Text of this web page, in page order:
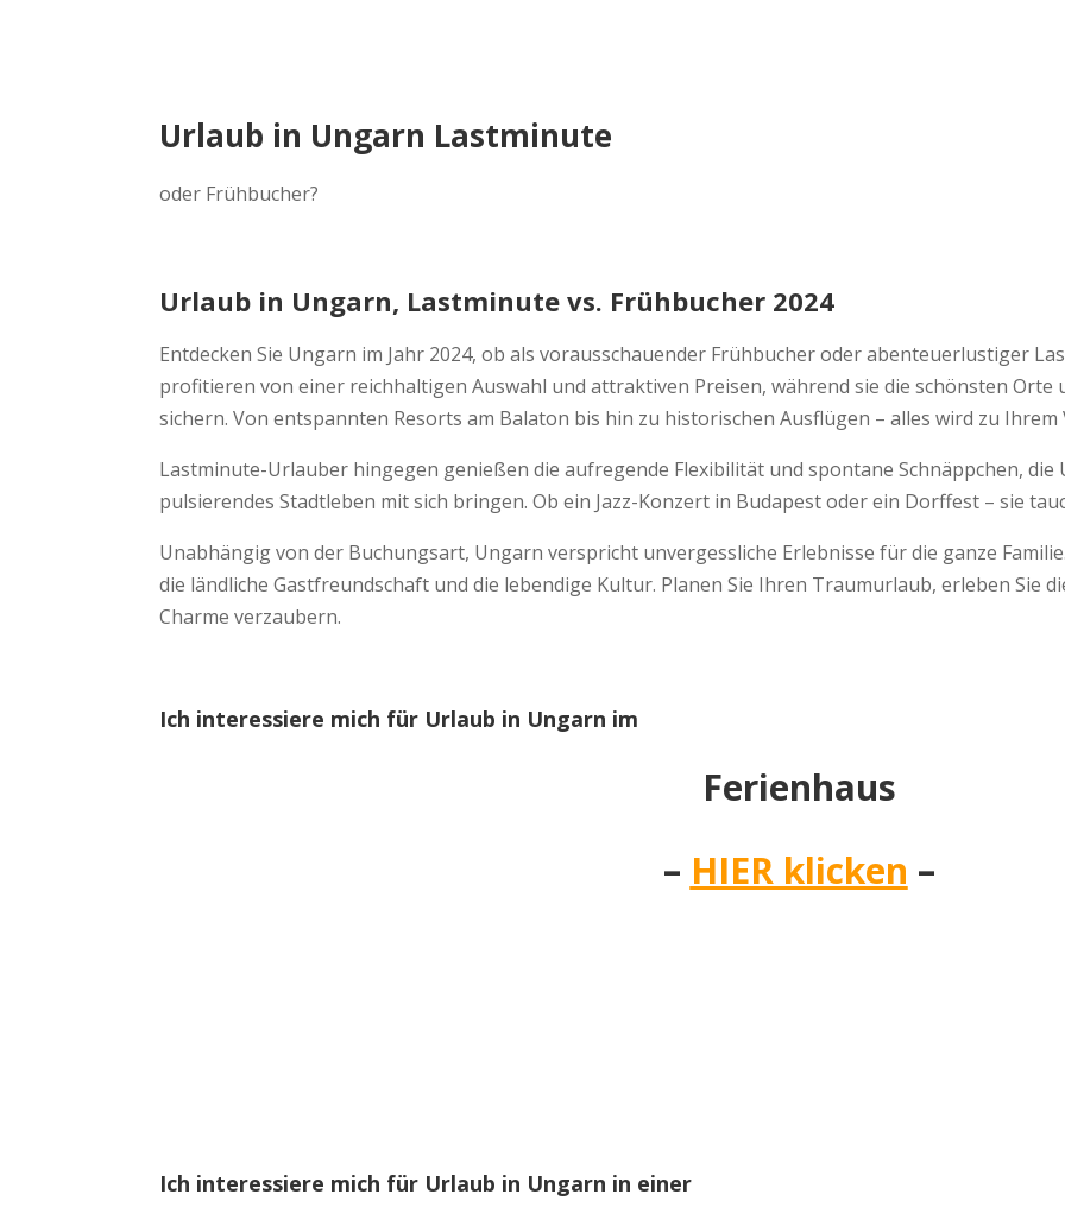
Urlaub in Ungarn Lastminute
oder Frühbucher?
Urlaub in Ungarn, Lastminute vs. Frühbucher 2024
Entdecken Sie Ungarn im Jahr 2024, ob als vorausschauender Frühbucher oder abenteuerlustiger
profitieren von einer reichhaltigen Auswahl und attraktiven Preisen, während sie die schönsten Orte
sichern. Von entspannten Resorts am Balaton bis hin zu historischen Ausflügen – alles wird zu
Lastminute-Urlauber hingegen genießen die aufregende Flexibilität und spontane Schnäppchen,
pulsierendes Stadtleben mit sich bringen. Ob ein Jazz-Konzert in Budapest oder ein Dorffest – sie
Unabhängig von der Buchungsart, Ungarn verspricht unvergessliche Erlebnisse für die ganze
die ländliche Gastfreundschaft und die lebendige Kultur. Planen Sie Ihren Traumurlaub, erleben Sie
Charme verzaubern.
Ich interessiere mich für Urlaub in Ungarn im
Ferienhaus
– HIER klicken –
Ich interessiere mich für Urlaub in Ungarn in einer